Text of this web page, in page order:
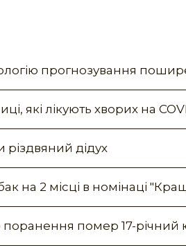
прогнозування
які лікують хворих на
різдвяний дідух
на 2 місці в номінаці
поранення помер 17-річний